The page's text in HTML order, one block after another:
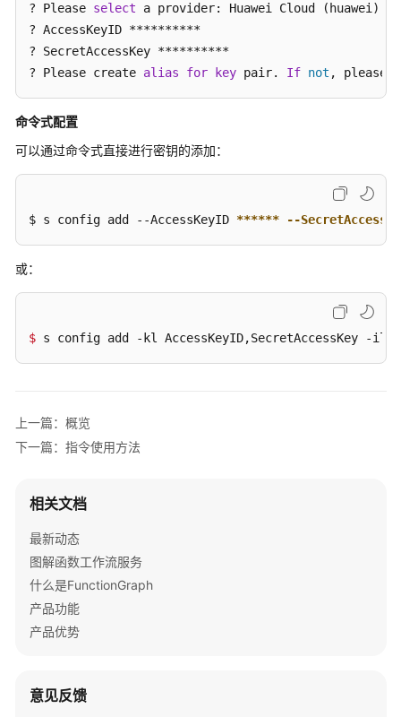
开
发
概
述
Node.js
Python
定
行
时
发
具
FunctionGraph
与
基
础
即
? Please select a provider: Huawei Cloud (huawei)
? AccessKeyID **********
? SecretAccessKey **********
? Please create alias for key pair. If not , please
命令式配置
可以通过命令式直接进行密钥的添加：
$ s config add --AccessKeyID ****** --
或：
$ s config add -kl AccessKeyID,SecretAccessKey -il
上一篇：概览
下一篇：指令使用方法
相关文档
最新动态
图解函数工作流服务
什么是FunctionGraph
产品功能
产品优势
意见反馈